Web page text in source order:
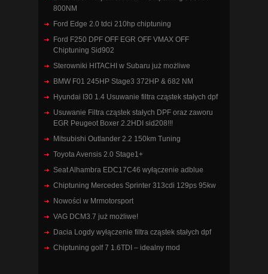
800NM
Ford Edge 2.0 tdci 210hp chiptuning
Ford F250 DPF OFF EGR OFF VMAX OFF
Chiptuning Sid902
Sterowniki HITACHI w Subaru już możliwe
BMW F01 245HP Stage3 372HP & 682 NM
Hyundai I30 1.4 Usuwanie filtra cząstek stałych dpf
Usuwanie Filtra cząstek stałych DPF oraz zaworu
EGR Peugeot Boxer 2.2HDI sid208!!!
Mitsubishi Outlander 2.2 150km Tuning
Toyota Avensis 2.0 Stage1+
Seat Alhambra EDC17C46 wyłączenie adblue
Chiptuning Mercedes Sprinter 313cdi 129ps 95kw
Nowości w Mrmotorsport
VAG DCM3.7 już możliwe!
Dacia Logdy wyłączenie filtra cząstek stałych dpf
Chiptuning golf 7 1.6TDI – idealny mod